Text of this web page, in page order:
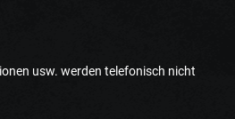
usw. werden telefonisch nicht